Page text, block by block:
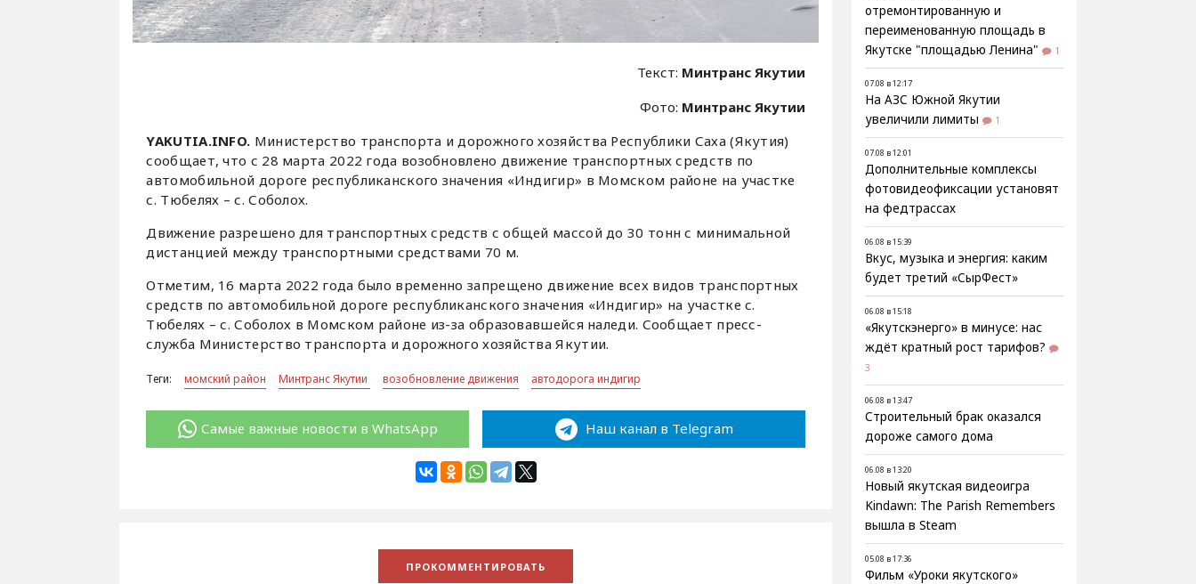
Текст: Минтранс Якутии
Фото: Минтранс Якутии
YAKUTIA.INFO. Министерство транспорта и дорожного хозяйства Республики Саха (Якутия)
сообщает, что с 28 марта 2022 года возобновлено движение транспортных средств по
автомобильной дороге республиканского значения «Индигир» в Момском районе на участке
с. Тюбелях – с. Соболох.
Движение разрешено для транспортных средств с общей массой до 30 тонн с минимальной
дистанцией между транспортными средствами 70 м.
Отметим, 16 марта 2022 года было временно запрещено движение всех видов транспортных
средств по автомобильной дороге республиканского значения «Индигир» на участке с.
Тюбелях – с. Соболох в Момском районе из-за образовавшейся наледи. Сообщает пресс-
служба Министерство транспорта и дорожного хозяйства Якутии.
Теги: момский район Минтранс Якутии возобновление движения автодорога индигир
Самые важные новости в WhatsApp Наш канал в Telegram
отремонтированную и
переименованную площадь в
Якутске "площадью Ленина"
1
07.08 в 12:17
На АЗС Южной Якутии
увеличили лимиты
1
07.08 в 12:01
Дополнительные комплексы
фотовидеофиксации установят
на федтрассах
06.08 в 15:39
Вкус, музыка и энергия: каким
будет третий «СырФест»
06.08 в 15:18
«Якутскэнерго» в минусе: нас
ждёт кратный рост тарифов?
3
06.08 в 13:47
Строительный брак оказался
дороже самого дома
06.08 в 13:20
Новый якутская видеоигра
Kindawn: The Parish Remembers
вышла в Steam
05.08 в 17:36
Фильм «Уроки якутского»